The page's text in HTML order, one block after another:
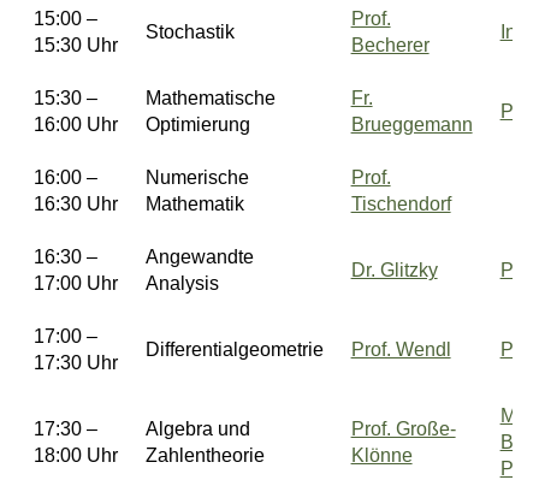
15:00 –
15:30 Uhr
Stochastik
Prof.
Becherer
15:30 –
16:00 Uhr
Mathematische
Optimierung
Fr.
Brueggemann
16:00 –
16:30 Uhr
Numerische
Mathematik
Prof.
Tischendorf
16:30 –
17:00 Uhr
Angewandte
Analysis
Dr. Glitzky
17:00 –
17:30 Uhr
Differentialgeometrie Prof. Wendl
17:30 –
18:00 Uhr
Algebra und
Zahlentheorie
Prof. Große-
Klönne